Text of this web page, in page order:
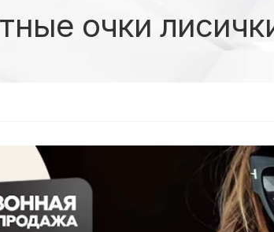
очки